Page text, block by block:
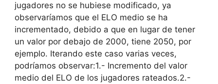
jugadores no se hubiese modificado, ya
observaríamos que el ELO medio se ha
incrementado, debido a que en lugar de tener
un valor por debajo de 2000, tiene 2050, por
ejemplo. Iterando este caso varias veces,
podríamos observar:1.- Incremento del valor
medio del ELO de los jugadores rateados.2.-